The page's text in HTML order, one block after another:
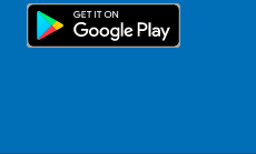
Topsporters